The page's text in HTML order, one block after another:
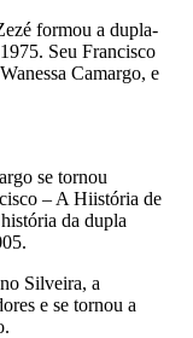
formou a dupla-
Seu Francisco
Camargo, e
se tornou
– A Hiistória de
da dupla
Silveira, a
e se tornou a